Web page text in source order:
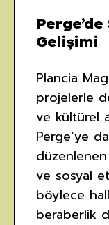
Gelişimi
Plancia
projelerle
ve kültürel
Perge’ye
ve sosyal
böylece
beraberlik